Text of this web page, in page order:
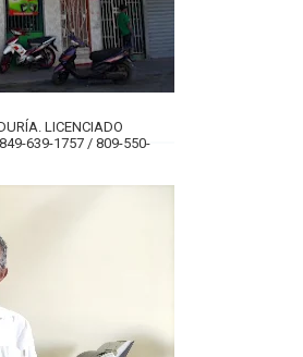
LICENCIADO
849-639-1757 / 809-550-